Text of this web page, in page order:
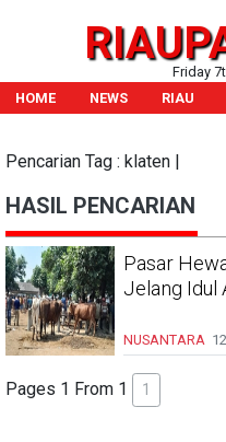
Friday
HOME
NEWS RIAU
Pencarian Tag : klaten |
HASIL PENCARIAN
Pasar
Jelang Idul
NUSANTARA
Pages 1 From 1 1